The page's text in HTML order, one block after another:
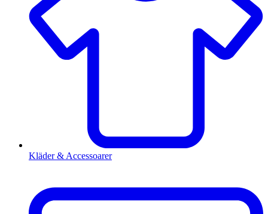
Kläder & Accessoarer